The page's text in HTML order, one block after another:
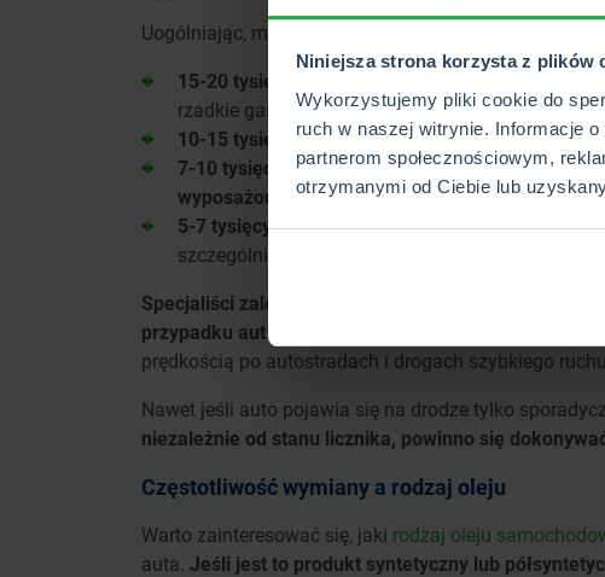
Niniejsza strona korzysta z plików
Wykorzystujemy pliki cookie do
ruch w naszej witrynie. Informacje
partnerom społecznościowym,
otrzymanymi od Ciebie lub
Uogólniając, można powiedzieć, że wymiana oleju
15-20 tysięcy kilometrów w przypadku aut, które
rzadkie gaszenie oraz uruchamianie silnika);
10-15 tysięcy kilometrów, jeśli samochód
7-10 tysięcy kilometrów, jeśli auto jeździ często
wyposażone w system start-stop, a także gdy
5-7 tysięcy kilometrów, jeśli auto
szczególnie pojazdów z napędem 4x4), a także
Specjaliści zalecają, by wymiana oleju co 25 tysięcy
przypadku aut nowych, delikatnie eksploatowanych
prędkością po autostradach i drogach szybkiego ruchu.
Nawet jeśli auto pojawia się na drodze tylko
niezależnie od stanu licznika, powinno się
Częstotliwość wymiany a rodzaj oleju
Warto zainteresować się, jaki rodzaj oleju
auta. Jeśli jest to produkt syntetyczny lub